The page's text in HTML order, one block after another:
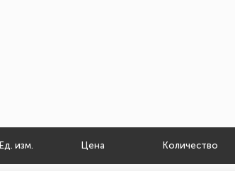
Ед. изм. Цена Количество